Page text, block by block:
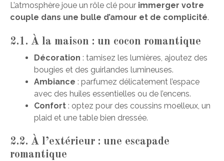
L’atmosphère joue un rôle clé pour immerger votre
couple dans une bulle d’amour et de complicité.
2.1. À la maison : un cocon romantique
Décoration : tamisez les lumières, ajoutez des
bougies et des guirlandes lumineuses.
Ambiance : parfumez délicatement l’espace
avec des huiles essentielles ou de l’encens.
Confort : optez pour des coussins moelleux, un
plaid et une table bien dressée.
2.2. À l’extérieur : une escapade
romantique